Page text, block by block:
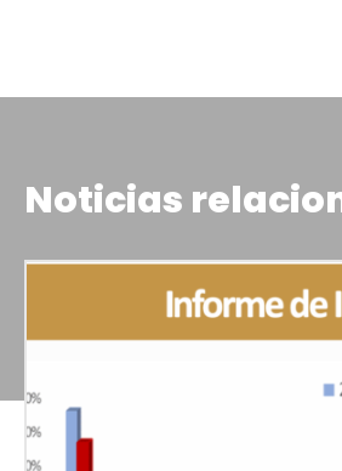
Noticias